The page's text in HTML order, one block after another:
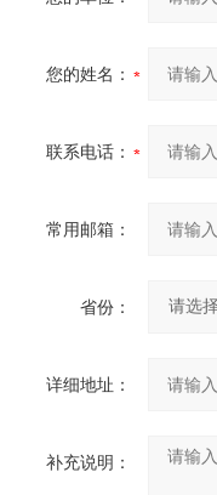
您的姓名：
联系电话：
常用邮箱：
省份：
详细地址：
补充说明：